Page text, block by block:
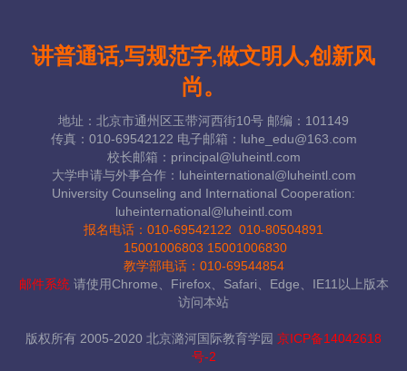
讲普通话,写规范字,做文明人,创新风
尚。
地址：北京市通州区玉带河西街10号 邮编：101149
传真：010-69542122 电子邮箱：luhe_edu@163.com
校长邮箱：principal@luheintl.com
大学申请与外事合作：luheinternational@luheintl.com
University Counseling and International Cooperation:
luheinternational@luheintl.com
报名电话： 010-69542122 010-80504891
15001006803 15001006830
教学部电话：010-69544854
邮件系统 请使用Chrome、Firefox、Safari、Edge、IE11以上版本
访问本站
版权所有 2005-2020 北京潞河国际教育学园 京ICP备14042618
号-2